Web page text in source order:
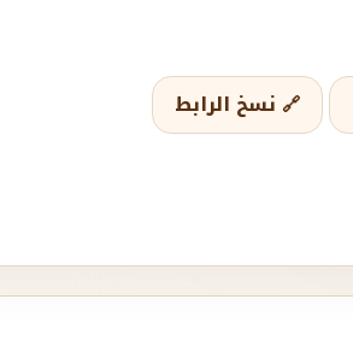
🔗 نسخ الرابط